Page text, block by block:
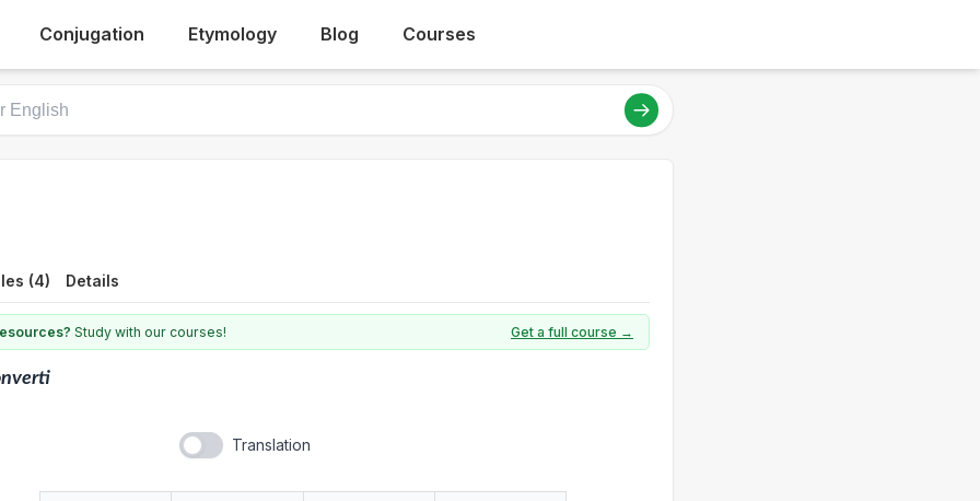
Conjugation Etymology Blog Courses
(4) Details
Study with our courses! Get a full course →
Translation